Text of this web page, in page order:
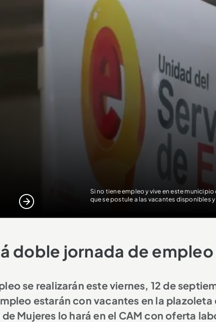
Si no tiene empleo y vive en este
que se postule a las vacantes disponibles
doble jornada de
se realizarán este viernes, 12 de
estarán con vacantes en la
Mujeres lo hará en el CAM con oferta